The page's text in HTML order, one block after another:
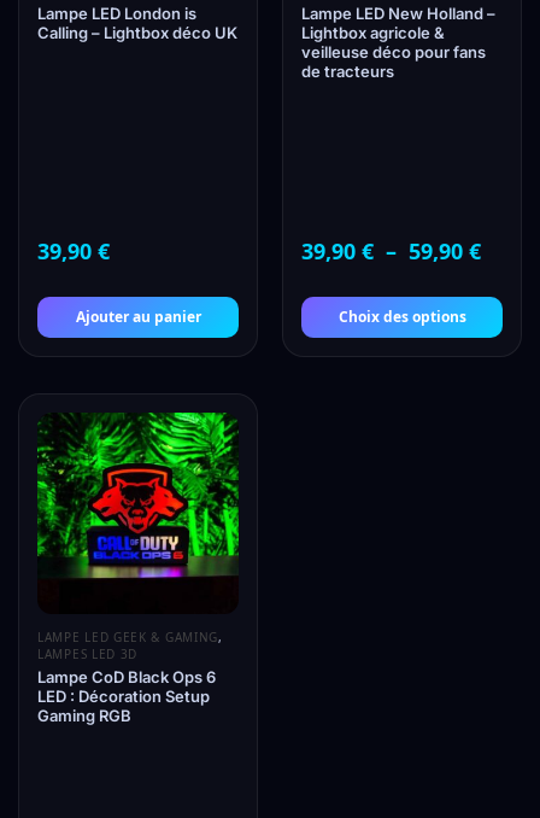
Lampe LED London is
Calling – Lightbox déco UK
39,90 €
Ajouter au panier
Lampe LED New Holland –
Lightbox agricole &
veilleuse déco pour fans
de tracteurs
39,90 € – 59,90 €
Choix des options
LAMPE LED GEEK & GAMING,
LAMPES LED 3D
Lampe CoD Black Ops 6
LED : Décoration Setup
Gaming RGB